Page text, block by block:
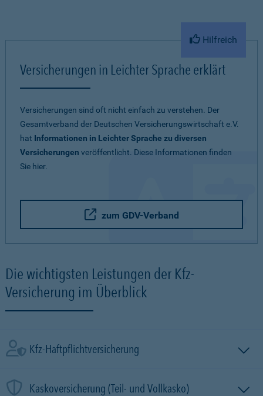
Hilfreich
Versicherungen in Leichter Sprache erklärt
Versicherungen sind oft nicht einfach zu verstehen. Der
Gesamtverband der Deutschen Versicherungswirtschaft e.V.
hat Informationen in Leichter Sprache zu diversen
Versicherungen veröffentlicht. Diese Informationen finden
Sie hier.
zum GDV-Verband
Die wichtigsten Leistungen der Kfz-
Versicherung im Überblick
Kfz-Haftpflichtversicherung
Kaskoversicherung (Teil- und Vollkasko)